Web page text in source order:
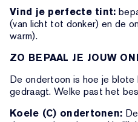
Vind je perfecte tint:
(van licht tot donker) en de
warm).
ZO BEPAAL JE JOUW
De ondertoon is hoe je blote
gedraagt. Welke past het
Koele (C) ondertonen: